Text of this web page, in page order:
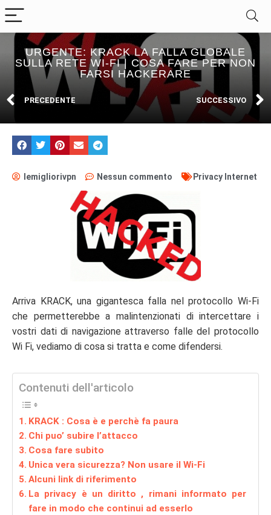
URGENTE: KRACK LA FALLA GLOBALE
SULLA RETE WI-FI | COSA FARE PER NON
FARSI HACKERARE
PRECEDENTE SUCCESSIVO
lemigliorivpn Nessun commento Privacy Internet
Arriva KRACK, una gigantesca falla nel protocollo Wi-Fi
che permetterebbe a malintenzionati di intercettare i
vostri dati di navigazione attraverso falle del protocollo
Wi Fi, vediamo di cosa si tratta e come difendersi.
Contenuti dell'articolo
KRACK : Cosa è e perchè fa paura
Chi puo’ subire l’attacco
Cosa fare subito
Unica vera sicurezza? Non usare il Wi-Fi
Alcuni link di riferimento
La privacy è un diritto , rimani informato per
fare in modo che continui ad esserlo